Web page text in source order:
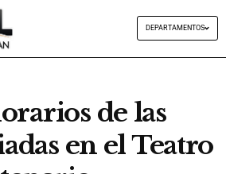
DEPARTAMENTOS
de las
en el Teatro